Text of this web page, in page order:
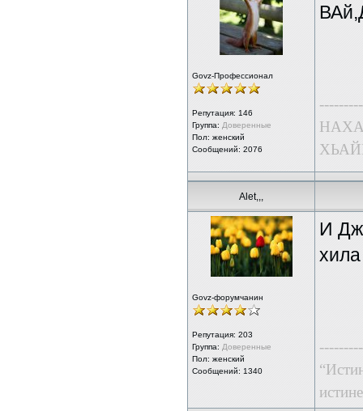
Govz-Профессионал
Репутация: 146
Группа: Доверенные
Пол: женский
Сообщений: 2076
Alet,,,
Govz-форумчанин
Репутация: 203
Группа: Доверенные
Пол: женский
Сообщений: 1340
И